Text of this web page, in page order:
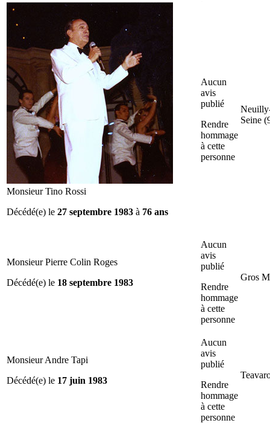
Monsieur Tino Rossi
Décédé(e) le 27 septembre 1983 à 76 ans
Aucun
avis
publié
Rendre
hommage
à cette
personne
Seine
Monsieur Pierre Colin Roges
Décédé(e) le 18 septembre 1983
Aucun
avis
publié
Rendre
hommage
à cette
personne
Gros
Monsieur Andre Tapi
Décédé(e) le 17 juin 1983
Aucun
avis
publié
Rendre
hommage
à cette
personne